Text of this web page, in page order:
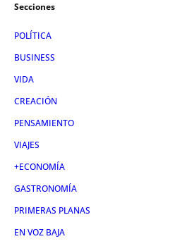
Secciones
POLÍTICA
BUSINESS
VIDA
CREACIÓN
PENSAMIENTO
VIAJES
+ECONOMÍA
GASTRONOMÍA
PRIMERAS PLANAS
EN VOZ BAJA